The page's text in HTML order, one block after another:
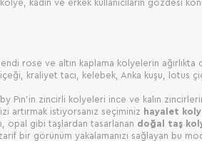
kadın ve erkek kullanıcıların gözdesi
rose ve altın kaplama kolyelerin
kraliyet tacı, kelebek, Anka kuşu, lotus
zincirli kolyeleri ince ve kalın
artırmak istiyorsanız seçiminiz hayalet
opal gibi taşlardan tasarlanan doğal taş
bir görünüm yakalamanızı sağlayan bu